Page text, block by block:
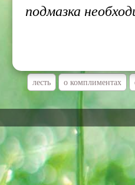
подмазка
лесть о комплиментах